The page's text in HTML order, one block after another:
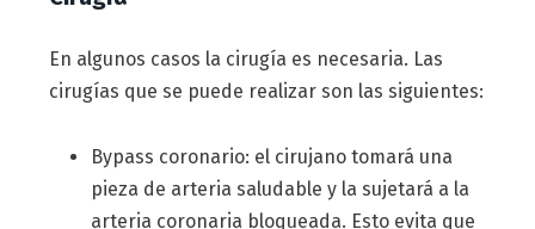
En algunos casos la cirugía es necesaria. Las
cirugías que se puede realizar son las siguientes:
Bypass coronario: el cirujano tomará una
pieza de arteria saludable y la sujetará a la
arteria coronaria bloqueada. Esto evita que